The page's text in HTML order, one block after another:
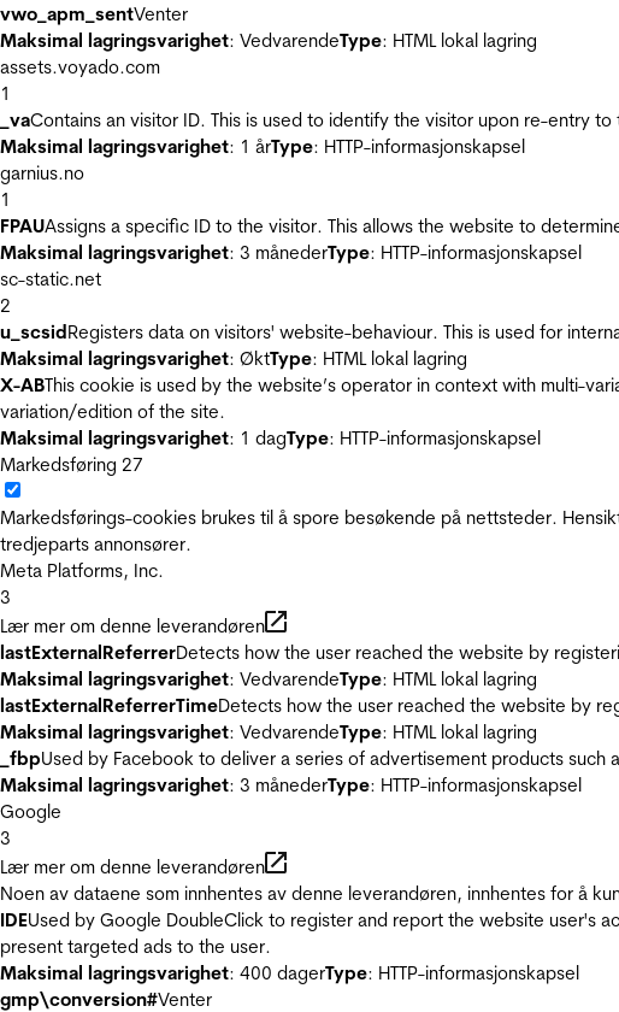
vwo_apm_sentVenter
Maksimal lagringsvarighet: VedvarendeType: HTML lokal lagring
assets.voyado.com
1
_vaContains an visitor ID. This is used to identify the visitor upon re-entry
Maksimal lagringsvarighet: 1 årType: HTTP-informasjonskapsel
garnius.no
1
FPAUAssigns a specific ID to the visitor. This allows the website to
Maksimal lagringsvarighet: 3 månederType: HTTP-informasjonskapsel
sc-static.net
2
u_scsidRegisters data on visitors' website-behaviour. This is used for
Maksimal lagringsvarighet: ØktType: HTML lokal lagring
X-ABThis cookie is used by the website’s operator in context with multi-
variation/edition of the site.
Maksimal lagringsvarighet: 1 dagType: HTTP-informasjonskapsel
Markedsføring 27
Markedsførings-cookies brukes til å spore besøkende på nettsteder.
tredjeparts annonsører.
Meta Platforms, Inc.
3
Lær mer om denne leverandøren
lastExternalReferrerDetects how the user reached the website by
Maksimal lagringsvarighet: VedvarendeType: HTML lokal lagring
lastExternalReferrerTimeDetects how the user reached the website by
Maksimal lagringsvarighet: VedvarendeType: HTML lokal lagring
_fbpUsed by Facebook to deliver a series of advertisement products such
Maksimal lagringsvarighet: 3 månederType: HTTP-informasjonskapsel
Google
3
Lær mer om denne leverandøren
Noen av dataene som innhentes av denne leverandøren, innhentes for å
IDEUsed by Google DoubleClick to register and report the website user's
present targeted ads to the user.
Maksimal lagringsvarighet: 400 dagerType: HTTP-informasjonskapsel
gmp\conversion#Venter